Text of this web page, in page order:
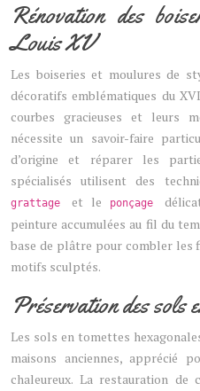
Rénovation des
Louis XV
Les boiseries et moulures de
décoratifs emblématiques du
courbes gracieuses et leurs
nécessite un savoir-faire
d’origine et réparer les
spécialisés utilisent des
grattage et le ponçage
peinture accumulées au fil du
base de plâtre pour combler les
motifs sculptés.
Préservation des sols
Les sols en tomettes
maisons anciennes, apprécié
chaleureux. La restauration